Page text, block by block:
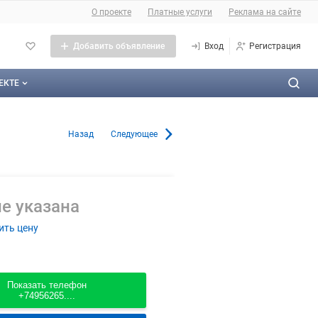
О сайте
О проекте Платные услуги Реклама на сайте
Добавить объявление Вход Регистрация
на сайте
сайта
в Москве
Назад Следующее
указана
цену
Показать телефон
+74956265....